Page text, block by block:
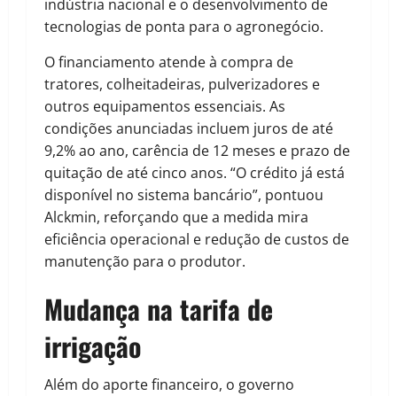
indústria nacional e o desenvolvimento de
tecnologias de ponta para o agronegócio.
O financiamento atende à compra de
tratores, colheitadeiras, pulverizadores e
outros equipamentos essenciais. As
condições anunciadas incluem juros de até
9,2% ao ano, carência de 12 meses e prazo de
quitação de até cinco anos. “O crédito já está
disponível no sistema bancário”, pontuou
Alckmin, reforçando que a medida mira
eficiência operacional e redução de custos de
manutenção para o produtor.
Mudança na tarifa de
irrigação
Além do aporte financeiro, o governo